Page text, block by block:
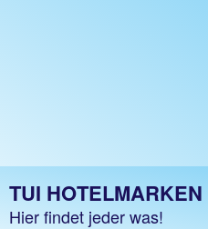
TUI HOTELMARKEN
Hier findet jeder was!